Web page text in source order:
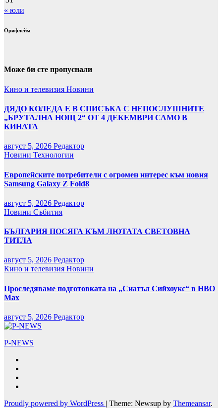
« юли
Орифлейм
Може би сте пропуснали
Кино и телевизия Новини
ДЯДО КОЛЕДА Е В СПИСЪКА С НЕПОСЛУШНИТЕ
„БРУТАЛНА НОЩ 2“ ОТ 4 ДЕКЕМВРИ САМО В
КИНАТА
август 5, 2026 Редактор
Новини Технологии
Европейските потребители с огромен интерес към новия
Samsung Galaxy Z Fold8
август 5, 2026 Редактор
Новини Събития
БЪЛГАРИЯ ПОСЯГА КЪМ ЛЮТАТА СВЕТОВНА
ТИТЛА
август 5, 2026 Редактор
Кино и телевизия Новини
Проследяваме подготовката на „Сиатъл Сийхоукс“ в HBO
Max
август 5, 2026 Редактор
P-NEWS
Proudly powered by WordPress | Theme: Newsup by Themeansar.